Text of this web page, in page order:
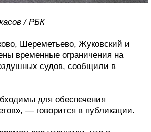
/ РБК
Шереметьево, Жуковский и
временные ограничения на
судов, сообщили в
для обеспечения
— говорится в публикации.